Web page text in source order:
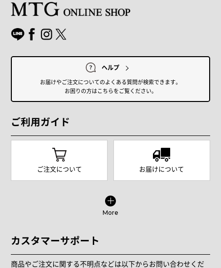
ヘルプ
お届けやご注文についてのよくある質問が検索できます。
お困りの方はこちらをご覧ください。
ご利用ガイド
ご注文について お届けについて
More
カスタマーサポート
商品やご注文に関する不明点などは以下からお問い合わせくだ